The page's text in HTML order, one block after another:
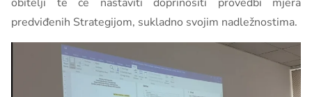
predviđenih Strategijom, sukladno svojim nadležnostima.